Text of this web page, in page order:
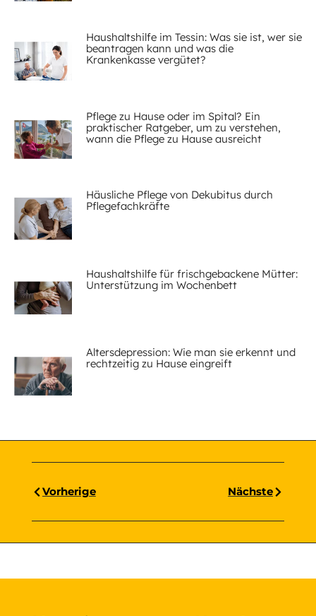
Haushaltshilfe im Tessin: Was sie ist, wer sie
beantragen kann und was die
Krankenkasse vergütet?
Pflege zu Hause oder im Spital? Ein
praktischer Ratgeber, um zu verstehen,
wann die Pflege zu Hause ausreicht
Häusliche Pflege von Dekubitus durch
Pflegefachkräfte
Haushaltshilfe für frischgebackene Mütter:
Unterstützung im Wochenbett
Altersdepression: Wie man sie erkennt und
rechtzeitig zu Hause eingreift
Vorherige Nächste